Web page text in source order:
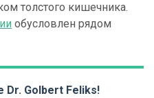
толстого кишечника.
обусловлен рядом
Dr. Golbert Feliks!